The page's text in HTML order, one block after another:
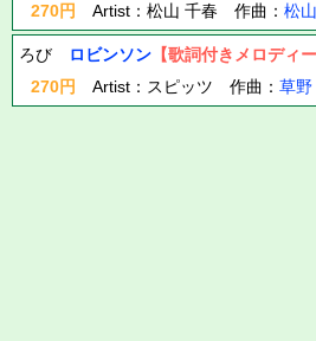
270円
Artist：松山 千春 作曲： 松
ろび ロビンソン 【歌詞付きメロディー
270円
Artist：スピッツ 作曲： 草野